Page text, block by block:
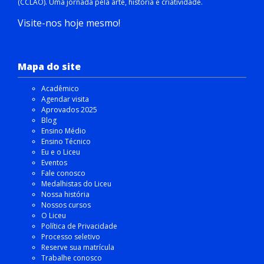
Visite-nos hoje mesmo!
Mapa do site
Acadêmico
Agendar visita
Aprovados 2025
Blog
Ensino Médio
Ensino Técnico
Eu e o Liceu
Eventos
Fale conosco
Medalhistas do Liceu
Nossa história
Nossos cursos
O Liceu
Política de Privacidade
Processo seletivo
Reserve sua matrícula
Trabalhe conosco